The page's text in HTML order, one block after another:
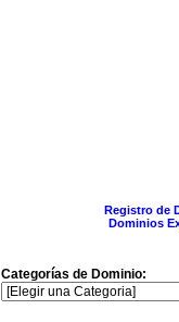
Registro de
Dominios
Categorías de Dominio: